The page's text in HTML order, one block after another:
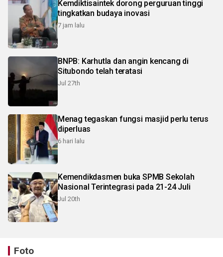
Kemdiktisaintek dorong perguruan tinggi
tingkatkan budaya inovasi
7 jam lalu
BNPB: Karhutla dan angin kencang di
Situbondo telah teratasi
Jul 27th
Menag tegaskan fungsi masjid perlu terus
diperluas
6 hari lalu
Kemendikdasmen buka SPMB Sekolah
Nasional Terintegrasi pada 21-24 Juli
Jul 20th
Foto